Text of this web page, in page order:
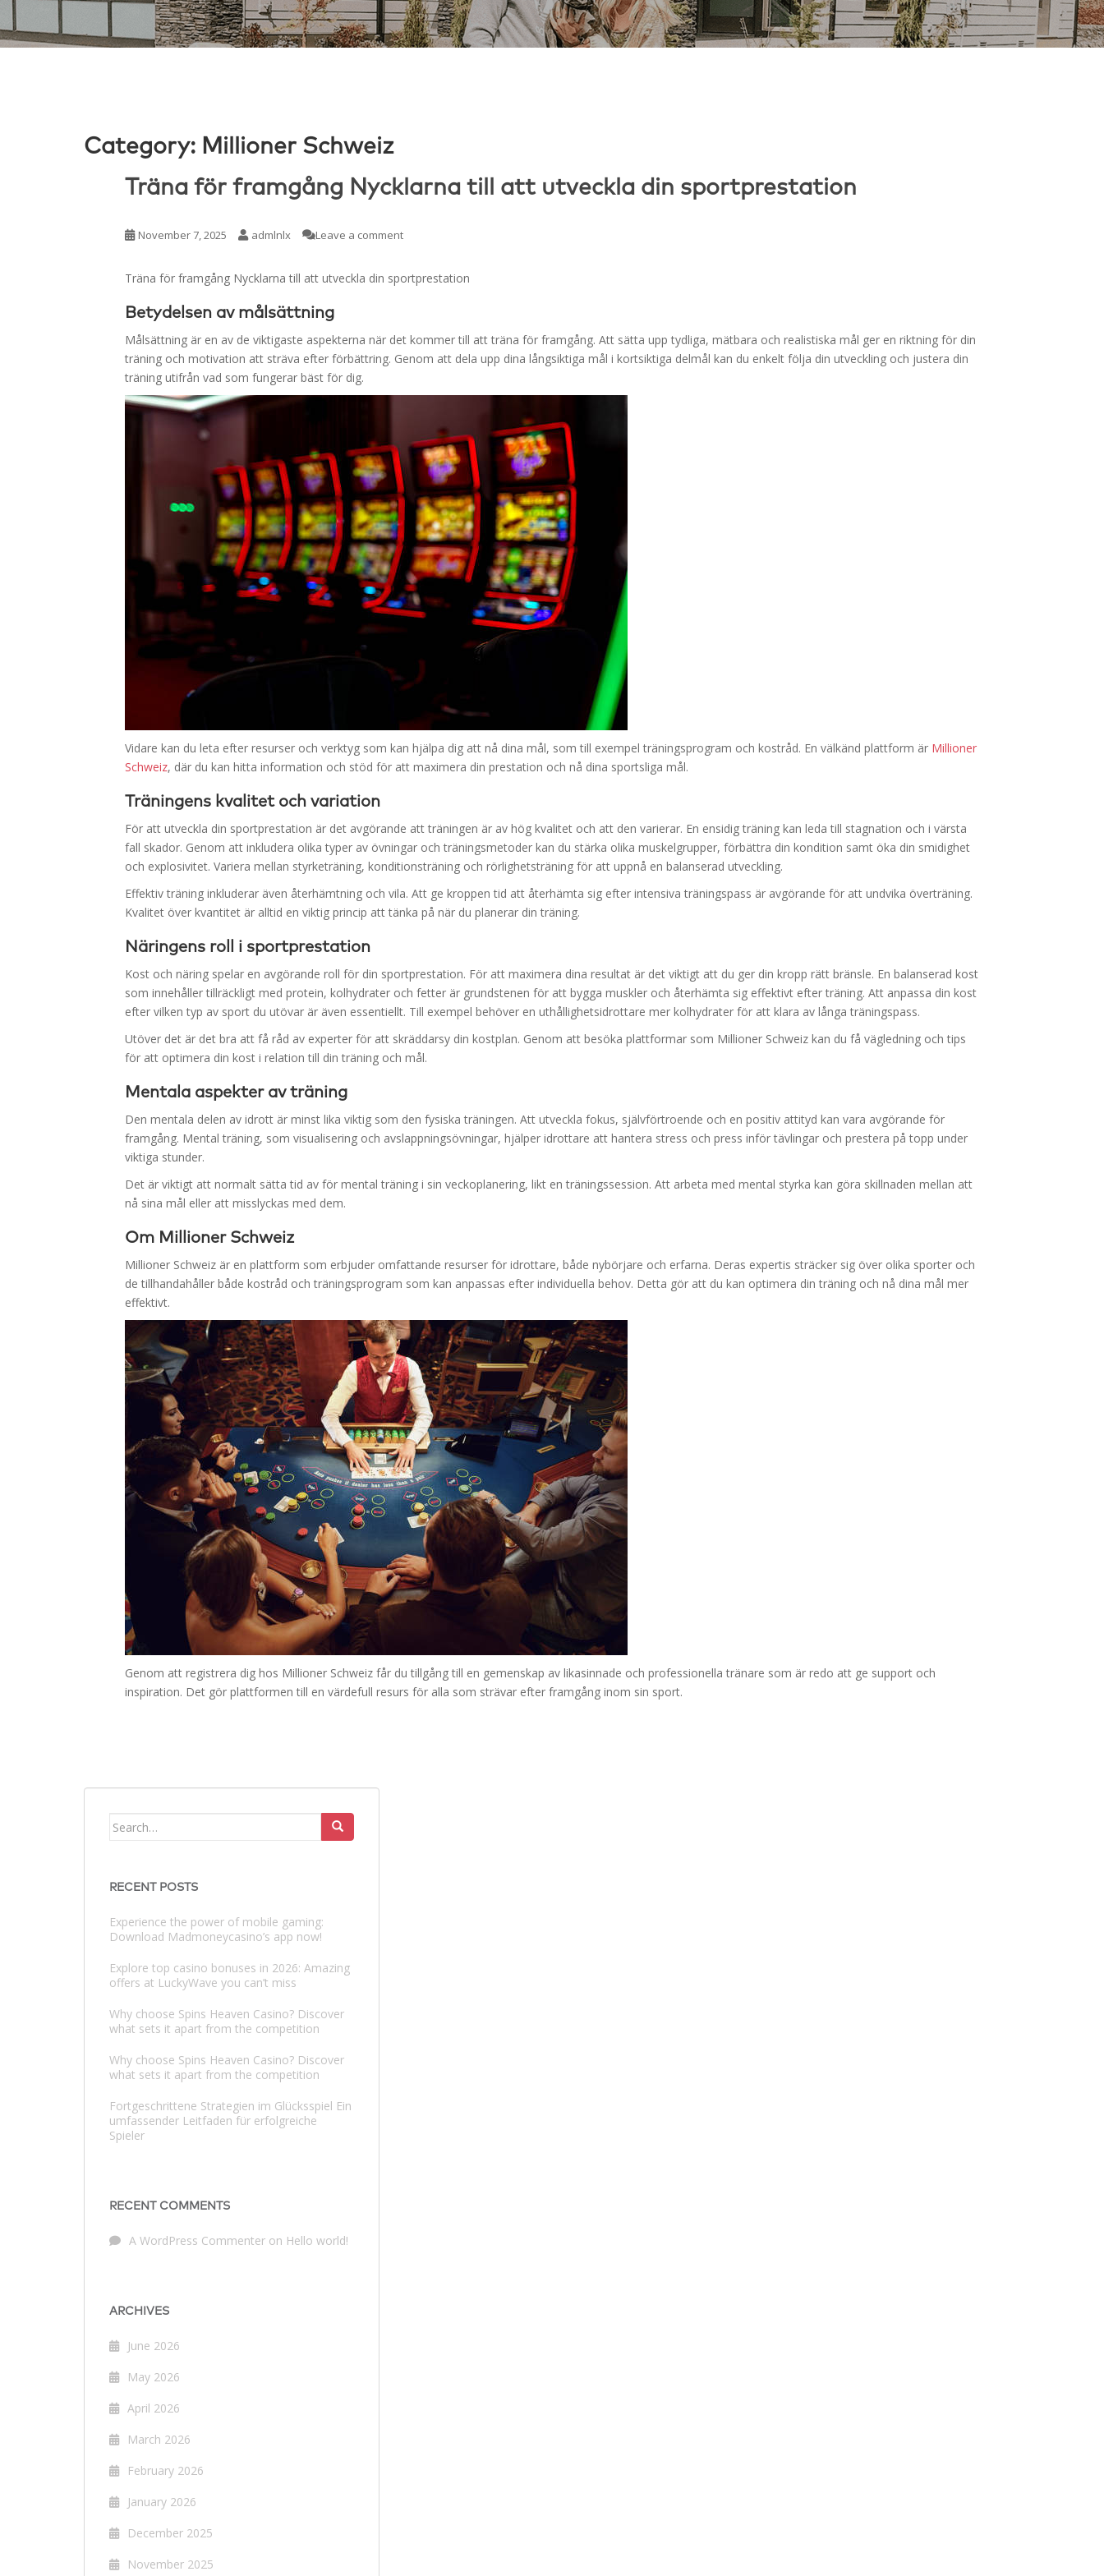
Category: Millioner Schweiz
Träna för framgång Nycklarna till att utveckla din sportprestation
November 7, 2025 admlnlx Leave a comment
Träna för framgång Nycklarna till att utveckla din sportprestation
Betydelsen av målsättning
Målsättning är en av de viktigaste aspekterna när det kommer till att träna för framgång. Att sätta upp tydliga, mätbara och realistiska mål ger en riktning för din
träning och motivation att sträva efter förbättring. Genom att dela upp dina långsiktiga mål i kortsiktiga delmål kan du enkelt följa din utveckling och justera din
träning utifrån vad som fungerar bäst för dig.
Vidare kan du leta efter resurser och verktyg som kan hjälpa dig att nå dina mål, som till exempel träningsprogram och kostråd. En välkänd plattform är Millioner
Schweiz, där du kan hitta information och stöd för att maximera din prestation och nå dina sportsliga mål.
Träningens kvalitet och variation
För att utveckla din sportprestation är det avgörande att träningen är av hög kvalitet och att den varierar. En ensidig träning kan leda till stagnation och i värsta
fall skador. Genom att inkludera olika typer av övningar och träningsmetoder kan du stärka olika muskelgrupper, förbättra din kondition samt öka din smidighet
och explosivitet. Variera mellan styrketräning, konditionsträning och rörlighetsträning för att uppnå en balanserad utveckling.
Effektiv träning inkluderar även återhämtning och vila. Att ge kroppen tid att återhämta sig efter intensiva träningspass är avgörande för att undvika överträning.
Kvalitet över kvantitet är alltid en viktig princip att tänka på när du planerar din träning.
Näringens roll i sportprestation
Kost och näring spelar en avgörande roll för din sportprestation. För att maximera dina resultat är det viktigt att du ger din kropp rätt bränsle. En balanserad kost
som innehåller tillräckligt med protein, kolhydrater och fetter är grundstenen för att bygga muskler och återhämta sig effektivt efter träning. Att anpassa din kost
efter vilken typ av sport du utövar är även essentiellt. Till exempel behöver en uthållighetsidrottare mer kolhydrater för att klara av långa träningspass.
Utöver det är det bra att få råd av experter för att skräddarsy din kostplan. Genom att besöka plattformar som Millioner Schweiz kan du få vägledning och tips
för att optimera din kost i relation till din träning och mål.
Mentala aspekter av träning
Den mentala delen av idrott är minst lika viktig som den fysiska träningen. Att utveckla fokus, självförtroende och en positiv attityd kan vara avgörande för
framgång. Mental träning, som visualisering och avslappningsövningar, hjälper idrottare att hantera stress och press inför tävlingar och prestera på topp under
viktiga stunder.
Det är viktigt att normalt sätta tid av för mental träning i sin veckoplanering, likt en träningssession. Att arbeta med mental styrka kan göra skillnaden mellan att
nå sina mål eller att misslyckas med dem.
Om Millioner Schweiz
Millioner Schweiz är en plattform som erbjuder omfattande resurser för idrottare, både nybörjare och erfarna. Deras expertis sträcker sig över olika sporter och
de tillhandahåller både kostråd och träningsprogram som kan anpassas efter individuella behov. Detta gör att du kan optimera din träning och nå dina mål mer
effektivt.
Genom att registrera dig hos Millioner Schweiz får du tillgång till en gemenskap av likasinnade och professionella tränare som är redo att ge support och
inspiration. Det gör plattformen till en värdefull resurs för alla som strävar efter framgång inom sin sport.
Search
RECENT POSTS
Experience the power of mobile gaming:
Download Madmoneycasino’s app now!
Explore top casino bonuses in 2026: Amazing
offers at LuckyWave you can’t miss
Why choose Spins Heaven Casino? Discover
what sets it apart from the competition
Why choose Spins Heaven Casino? Discover
what sets it apart from the competition
Fortgeschrittene Strategien im Glücksspiel Ein
umfassender Leitfaden für erfolgreiche
Spieler
RECENT COMMENTS
A WordPress Commenter on Hello world!
ARCHIVES
June 2026
May 2026
April 2026
March 2026
February 2026
January 2026
December 2025
November 2025